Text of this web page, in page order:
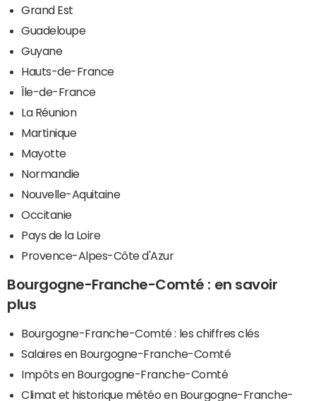
Grand Est
Guadeloupe
Guyane
Hauts-de-France
Île-de-France
La Réunion
Martinique
Mayotte
Normandie
Nouvelle-Aquitaine
Occitanie
Pays de la Loire
Provence-Alpes-Côte d'Azur
Bourgogne-Franche-Comté : en savoir
plus
Bourgogne-Franche-Comté : les chiffres clés
Salaires en Bourgogne-Franche-Comté
Impôts en Bourgogne-Franche-Comté
Climat et historique météo en Bourgogne-Franche-